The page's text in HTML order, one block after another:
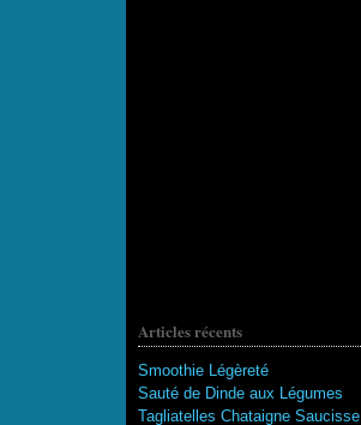
Articles récents
Smoothie Légèreté
Sauté de Dinde aux Légumes
Tagliatelles Chataigne Saucisse